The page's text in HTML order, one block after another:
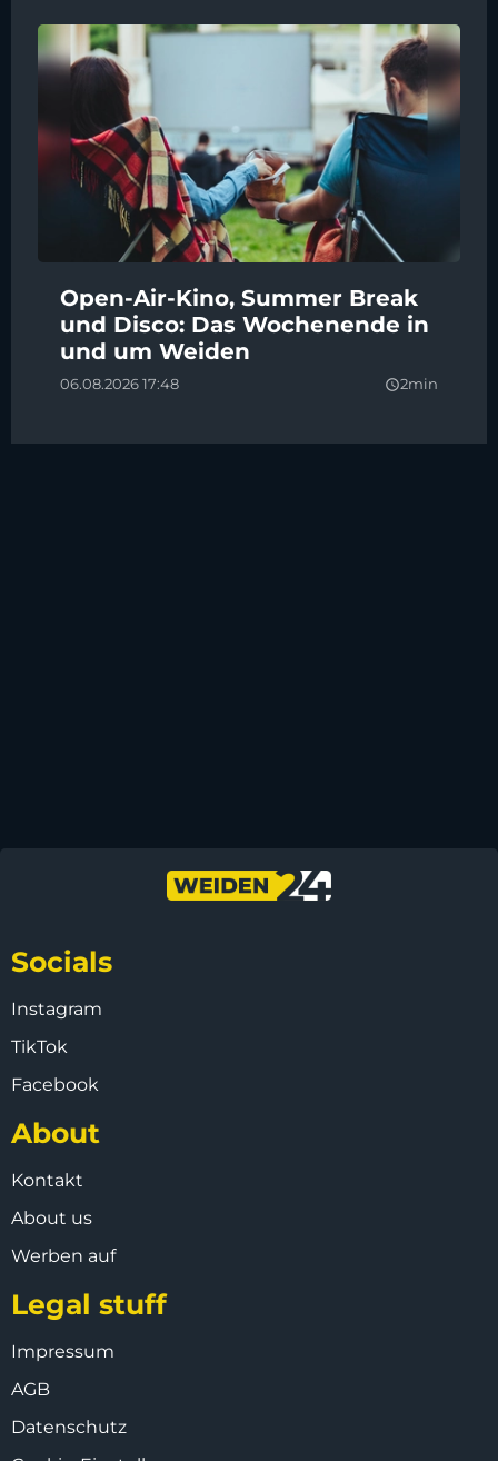
Open-Air-Kino, Summer Break
und Disco: Das Wochenende in
und um Weiden
06.08.2026 17:48 query_builder2min
Socials
Instagram
TikTok
Facebook
About
Kontakt
About us
Werben auf
Legal stuff
Impressum
AGB
Datenschutz